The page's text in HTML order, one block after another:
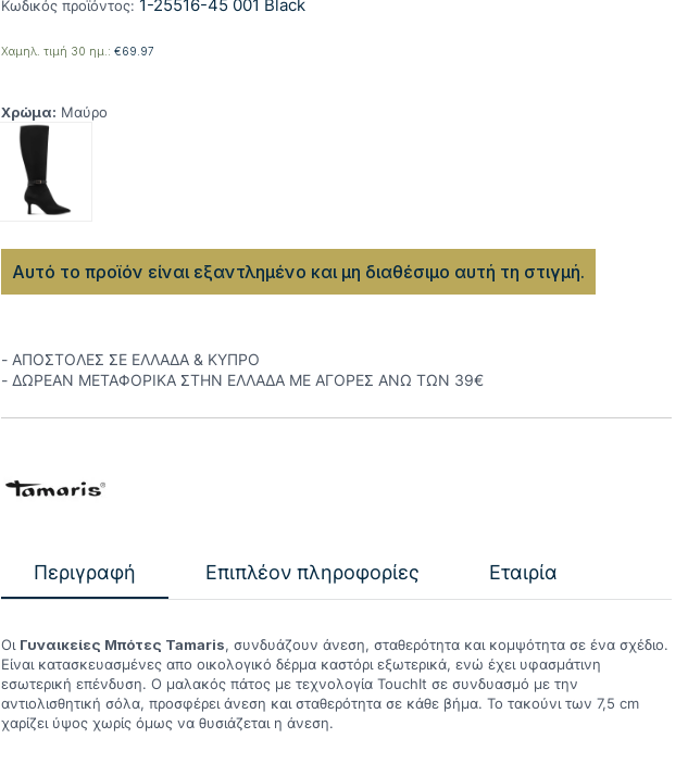
Κωδικός προϊόντος: 1-25516-45 001 Black
Χαμηλ. τιμή 30 ημ.: €69.97
Χρώμα: Μαύρο
Αυτό το προϊόν είναι εξαντλημένο και μη διαθέσιμο αυτή τη στιγμή.
- ΑΠΟΣΤΟΛΕΣ ΣΕ ΕΛΛΑΔΑ & ΚΥΠΡΟ
- ΔΩΡΕΑΝ ΜΕΤΑΦΟΡΙΚΑ ΣΤΗΝ ΕΛΛΑΔΑ ΜΕ ΑΓΟΡΕΣ ΑΝΩ ΤΩΝ 39€
Περιγραφή Επιπλέον πληροφορίες Εταιρία
Οι Γυναικείες Μπότες Tamaris, συνδυάζουν άνεση, σταθερότητα και κομψότητα σε ένα σχέδιο.
Είναι κατασκευασμένες απο οικολογικό δέρμα καστόρι εξωτερικά, ενώ έχει υφασμάτινη
εσωτερική επένδυση. Ο μαλακός πάτος με τεχνολογία TouchIt σε συνδυασμό με την
αντιολισθητική σόλα, προσφέρει άνεση και σταθερότητα σε κάθε βήμα. Το τακούνι των 7,5 cm
χαρίζει ύψος χωρίς όμως να θυσιάζεται η άνεση.